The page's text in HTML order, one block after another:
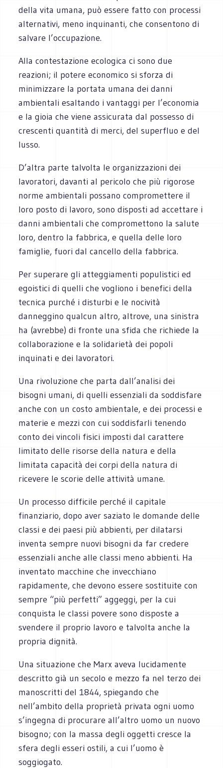
della vita umana, può essere fatto con processi
alternativi, meno inquinanti, che consentono di
salvare l’occupazione.
Alla contestazione ecologica ci sono due
reazioni; il potere economico si sforza di
minimizzare la portata umana dei danni
ambientali esaltando i vantaggi per l’economia
e la gioia che viene assicurata dal possesso di
crescenti quantità di merci, del superfluo e del
lusso.
D’altra parte talvolta le organizzazioni dei
lavoratori, davanti al pericolo che più rigorose
norme ambientali possano compromettere il
loro posto di lavoro, sono disposti ad accettare i
danni ambientali che compromettono la salute
loro, dentro la fabbrica, e quella delle loro
famiglie, fuori dal cancello della fabbrica.
Per superare gli atteggiamenti populistici ed
egoistici di quelli che vogliono i benefici della
tecnica purché i disturbi e le nocività
danneggino qualcun altro, altrove, una sinistra
ha (avrebbe) di fronte una sfida che richiede la
collaborazione e la solidarietà dei popoli
inquinati e dei lavoratori.
Una rivoluzione che parta dall’analisi dei
bisogni umani, di quelli essenziali da soddisfare
anche con un costo ambientale, e dei processi e
materie e mezzi con cui soddisfarli tenendo
conto dei vincoli fisici imposti dal carattere
limitato delle risorse della natura e della
limitata capacità dei corpi della natura di
ricevere le scorie delle attività umane.
Un processo difficile perché il capitale
finanziario, dopo aver saziato le domande delle
classi e dei paesi più abbienti, per dilatarsi
inventa sempre nuovi bisogni da far credere
essenziali anche alle classi meno abbienti. Ha
inventato macchine che invecchiano
rapidamente, che devono essere sostituite con
sempre “più perfetti” aggeggi, per la cui
conquista le classi povere sono disposte a
svendere il proprio lavoro e talvolta anche la
propria dignità.
Una situazione che Marx aveva lucidamente
descritto già un secolo e mezzo fa nel terzo dei
manoscritti del 1844, spiegando che
nell’ambito della proprietà privata ogni uomo
s’ingegna di procurare all’altro uomo un nuovo
bisogno; con la massa degli oggetti cresce la
sfera degli esseri ostili, a cui l’uomo è
soggiogato.